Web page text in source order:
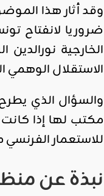
وقد أثار هذا
ضروريا لانفتاح
الخارجية
الاستقلال
والسؤال الذي
مكتب لها إذا
للاستعمار
نبذة عن